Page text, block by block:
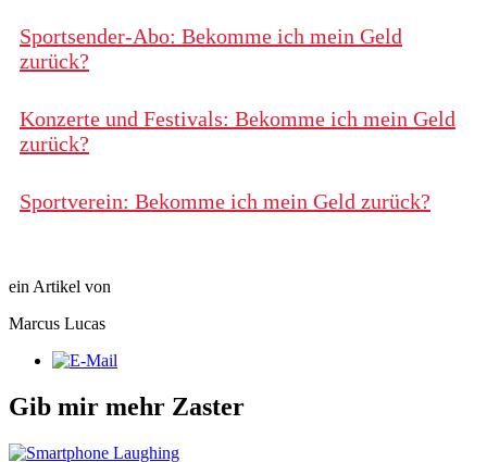
Sportsender-Abo: Bekomme ich mein Geld
zurück?
Konzerte und Festivals: Bekomme ich mein Geld
zurück?
Sportverein: Bekomme ich mein Geld zurück?
ein Artikel von
Marcus Lucas
Gib mir mehr Zaster